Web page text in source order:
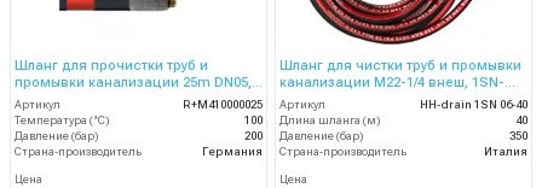
Шланг для прочистки труб и
промывки канализации 25m DN05,
200bar
Артикул
R+M410000025
Температура (°C)
100
Давление (бар)
200
Страна-производитель
Германия
Цена
Шланг для чистки труб и промывки
канализации M22-1/4 внеш, 1SN-
06,40 м
Артикул
HH-drain 1SN 06-40
Длина шланга (м)
40
Давление (бар)
350
Страна-производитель
Италия
Цена